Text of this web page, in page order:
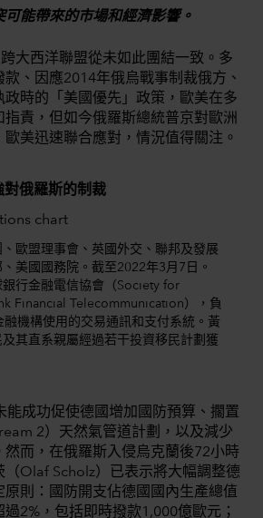
能帶來的市場和經濟影響。
大西洋聯盟從未如此團結一致。多
、因應2014年俄烏戰事制裁俄方、
政時的「美國優先」政策，歐美在多
責，但如今俄羅斯總統普京對歐洲
美迅速聯合應對，情況值得關注。
對俄羅斯的制裁
歐盟理事會、英國外交、聯邦及發展
美國國務院。截至2022年3月7日。
銀行金融電信協會（Society for
Financial Telecommunication），負
機構使用的交易通訊和支付系統。黃
其直系親屬經過若干投資移民計劃獲
能成功促使德國增加國防預算、擱置
2）天然氣管道計劃，以及減少
然而，在俄羅斯入侵烏克蘭後72小時
（Olaf Scholz）已表示將大幅調整德
原則：國防開支佔德國國內生產總值
2%，包括即時撥款1,000億歐元；